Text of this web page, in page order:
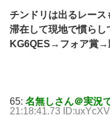
チンドリは出るレース
滞在して現地で慣ら
KG6QES→フォア賞→
65: 名無しさん＠実況
21:18:41.73